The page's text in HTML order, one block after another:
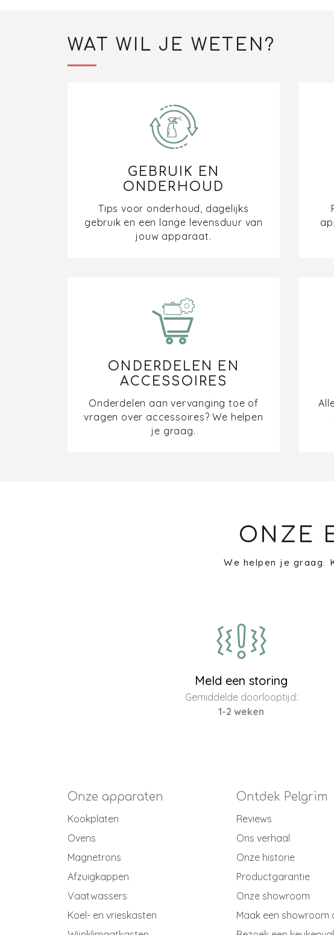
WAT WIL JE WETEN?
GEBRUIK EN
ONDERHOUD
Tips voor onderhoud, dagelijks
gebruik en een lange levensduur van
jouw apparaat.
ONDERDELEN EN
ACCESSOIRES
Onderdelen aan vervanging toe of
vragen over accessoires? We helpen
je graag.
ONZE
We helpen je graag.
Meld een storing
Gemiddelde doorlooptijd:
1-2 weken
Onze apparaten
Kookplaten
Ovens
Magnetrons
Afzuigkappen
Vaatwassers
Koel- en vrieskasten
Ontdek Pelgrim
Reviews
Ons verhaal
Onze historie
Productgarantie
Onze showroom
Maak een showroom